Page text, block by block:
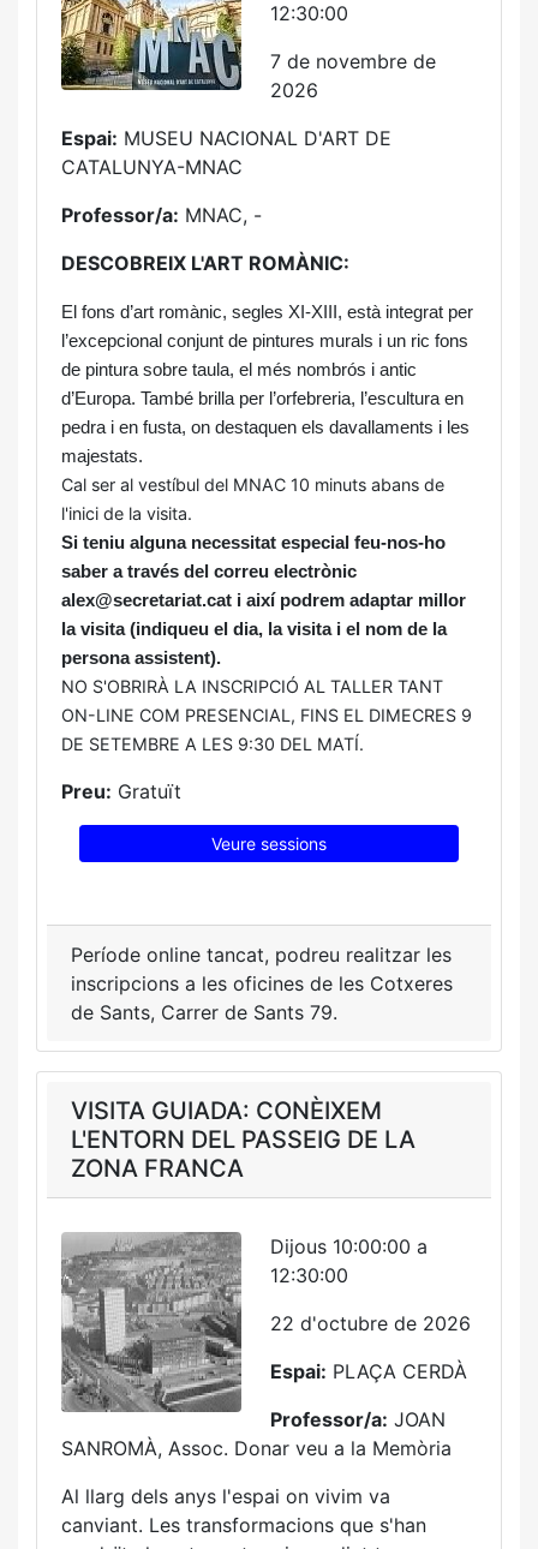
12:30:00
7 de novembre de
2026
Espai: MUSEU NACIONAL D'ART DE
CATALUNYA-MNAC
Professor/a: MNAC, -
DESCOBREIX L'ART ROMÀNIC:
El fons d’art romànic, segles XI-XIII, està integrat per
l’excepcional conjunt de pintures murals i un ric fons
de pintura sobre taula, el més nombrós i antic
d’Europa. També brilla per l’orfebreria, l’escultura en
pedra i en fusta, on destaquen els davallaments i les
majestats.
Cal ser al vestíbul del MNAC 10 minuts abans de
l'inici de la visita.
Si teniu alguna necessitat especial feu-nos-ho
saber a través del correu electrònic
alex@secretariat.cat i així podrem adaptar millor
la visita (indiqueu el dia, la visita i el nom de la
persona assistent).
NO S'OBRIRÀ LA INSCRIPCIÓ AL TALLER TANT
ON-LINE COM PRESENCIAL, FINS EL DIMECRES 9
DE SETEMBRE A LES 9:30 DEL MATÍ.
Preu: Gratuït
Veure sessions
Període online tancat, podreu realitzar les
inscripcions a les oficines de les Cotxeres
de Sants, Carrer de Sants 79.
VISITA GUIADA: CONÈIXEM
L'ENTORN DEL PASSEIG DE LA
ZONA FRANCA
Dijous 10:00:00 a
12:30:00
22 d'octubre de 2026
Espai: PLAÇA CERDÀ
Professor/a: JOAN
SANROMÀ, Assoc. Donar veu a la Memòria
Al llarg dels anys l'espai on vivim va
canviant. Les transformacions que s'han